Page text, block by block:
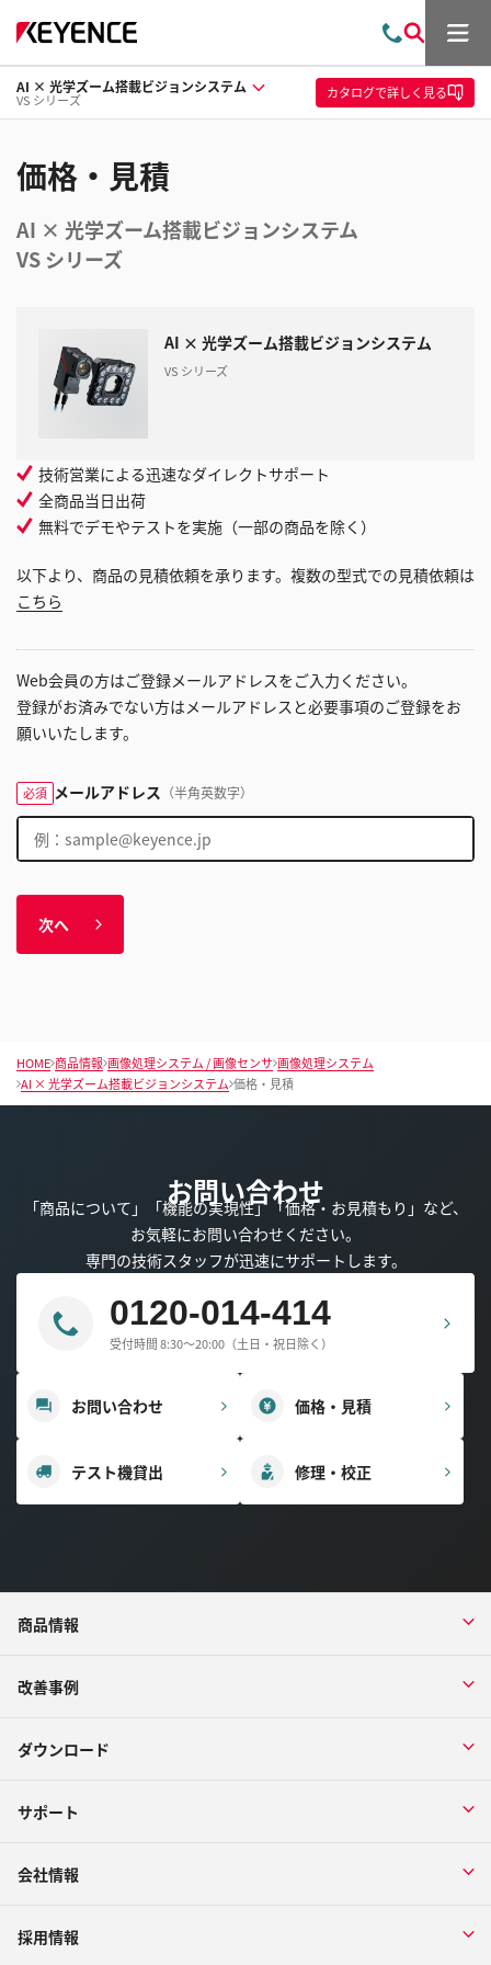
問
い
合
わ
索
メ
ュ
ー
AI × 光学ズーム搭載ビジョンシステム
VS シリーズ カタログで詳しく見る
価格・見積
AI × 光学ズーム搭載ビジョンシステム
VS シリーズ
AI × 光学ズーム搭載ビジョンシステム
VS シリーズ
技術営業による迅速なダイレクトサポート
全商品当日出荷
無料でデモやテストを実施（一部の商品を除く）
以下より、商品の見積依頼を承ります。複数の型式での見積依頼は
こちら
Web会員の方はご登録メールアドレスをご入力ください。
登録がお済みでない方はメールアドレスと必要事項のご登録をお
願いいたします。
必須 メールアドレス （半角英数字）
次へ
HOME 商品情報 画像処理システム / 画像センサ 画像処理システム
AI × 光学ズーム搭載ビジョンシステム 価格・見積
お問い合わせ
「商品について」「機能の実現性」「価格・お見積もり」など、
お気軽にお問い合わせください。
専門の技術スタッフが迅速にサポートします。
0120-014-414
受付時間 8:30～20:00（土日・祝日除く）
お問い合わせ 価格・見積
テスト機貸出 修理・校正
商品情報
改善事例
ダウンロード
サポート
会社情報
採用情報